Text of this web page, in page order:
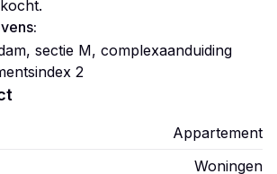
sectie M, complexaanduiding
2
Appartement
Woningen